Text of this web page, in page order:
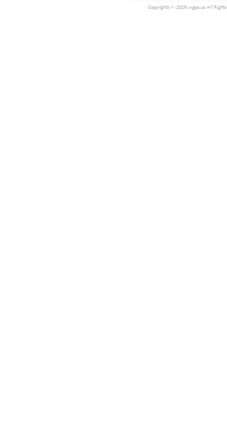
Copyrights © 2026 wgpc.us All